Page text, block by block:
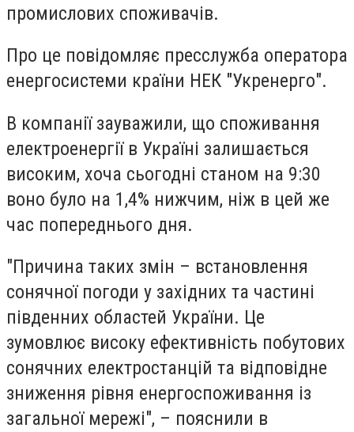
промислових споживачів.
Про це повідомляє пресслужба оператора
енергосистеми країни НЕК "Укренерго".
В компанії зауважили, що споживання
електроенергії в Україні залишається
високим, хоча сьогодні станом на 9:30
воно було на 1,4% нижчим, ніж в цей же
час попереднього дня.
"Причина таких змін – встановлення
сонячної погоди у західних та частині
південних областей України. Це
зумовлює високу ефективність побутових
сонячних електростанцій та відповідне
зниження рівня енергоспоживання із
загальної мережі", – пояснили в